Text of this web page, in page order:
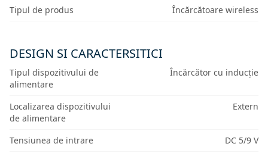
Tipul de produs
Încărcătoare wireless
DESIGN SI CARACTERSITICI
Tipul dispozitivului de
alimentare
Încărcător cu inducție
Localizarea dispozitivului
de alimentare
Extern
Tensiunea de intrare
DC 5/9 V